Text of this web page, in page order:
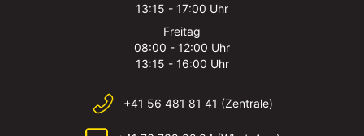
13:15 - 17:00 Uhr
Freitag
08:00 - 12:00 Uhr
13:15 - 16:00 Uhr
+41 56 481 81 41 (Zentrale)